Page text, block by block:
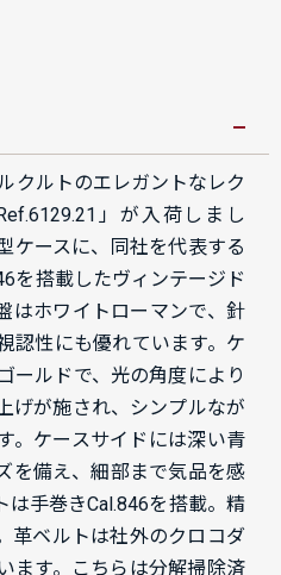
クルトのエレガントなレク
」が入荷しまし
ケースに、同社を代表する
を搭載したヴィンテージド
はホワイトローマンで、針
認性にも優れています。ケ
ールドで、光の角度により
げが施され、シンプルなが
。ケースサイドには深い青
を備え、細部まで気品を感
は手巻きCal.846を搭載。精
革ベルトは社外のクロコダ
ます。こちらは分解掃除済